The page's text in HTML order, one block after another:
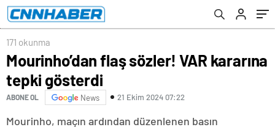
171 okunma
Mourinho’dan flaş sözler! VAR kararına
tepki gösterdi
ABONE OL News 21 Ekim 2024 07:22
Mourinho, maçın ardından düzenlenen basın